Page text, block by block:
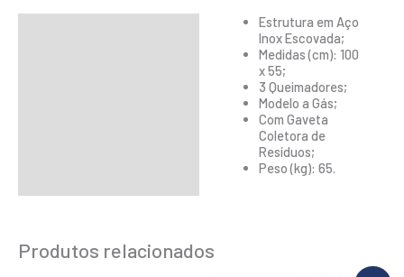
Estrutura em Aço
Inox Escovada;
Medidas (cm): 100
x 55;
3 Queimadores;
Modelo a Gás;
Com Gaveta
Coletora de
Resíduos;
Peso (kg): 65.
Produtos relacionados